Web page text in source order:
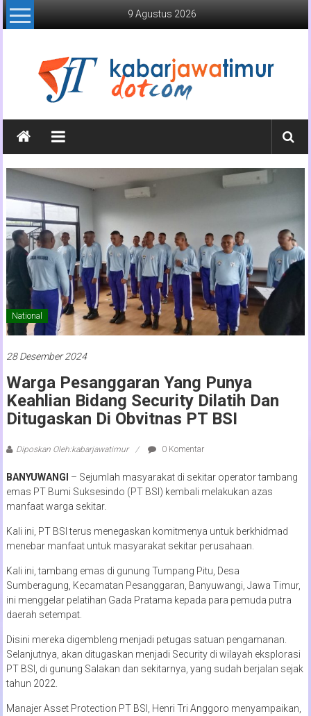
Lompat
ke
9 Agustus 2026
Kabar
Jawa
Timur
Media
Online
Jawa
Timur
National
28 Desember 2024
Warga Pesanggaran Yang Punya
Keahlian Bidang Security Dilatih Dan
Ditugaskan Di Obvitnas PT BSI
Diposkan Oleh:kabarjawatimur 0 Komentar
BANYUWANGI – Sejumlah masyarakat di sekitar operator tambang
emas PT Bumi Suksesindo (PT BSI) kembali melakukan azas
manfaat warga sekitar.
Kali ini, PT BSI terus menegaskan komitmenya untuk berkhidmad
menebar manfaat untuk masyarakat sekitar perusahaan.
Kali ini, tambang emas di gunung Tumpang Pitu, Desa
Sumberagung, Kecamatan Pesanggaran, Banyuwangi, Jawa Timur,
ini menggelar pelatihan Gada Pratama kepada para pemuda putra
daerah setempat.
Disini mereka digembleng menjadi petugas satuan pengamanan.
Selanjutnya, akan ditugaskan menjadi Security di wilayah eksplorasi
PT BSI, di gunung Salakan dan sekitarnya, yang sudah berjalan sejak
tahun 2022.
Manajer Asset Protection PT BSI, Henri Tri Anggoro menyampaikan,